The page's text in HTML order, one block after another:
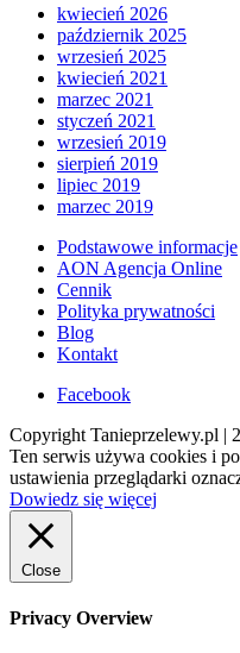
kwiecień 2026
październik 2025
wrzesień 2025
kwiecień 2021
marzec 2021
styczeń 2021
wrzesień 2019
sierpień 2019
lipiec 2019
marzec 2019
Podstawowe informacje
AON Agencja Online
Cennik
Polityka prywatności
Blog
Kontakt
Facebook
Copyright Tanieprzelewy.pl |
Ten serwis używa cookies i
ustawienia przeglądarki
Dowiedz się więcej
Close
Privacy Overview